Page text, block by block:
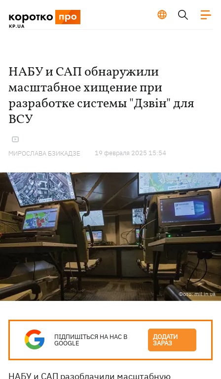
НАБУ и САП обнаружили
масштабное хищение при
разработке системы "Дзвін" для
ВСУ
МИРОСЛАВА БЗИКАДЗЕ 19 февраля 2025 15:54
Фото: mil.in.ua
ПІДПИШІТЬСЯ НА НАС В
GOOGLE
ДОДАТИ
ЗАРАЗ
НАБУ и САП разоблачили масштабную